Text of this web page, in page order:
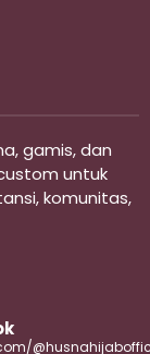
gamis, dan
untuk
komunitas,